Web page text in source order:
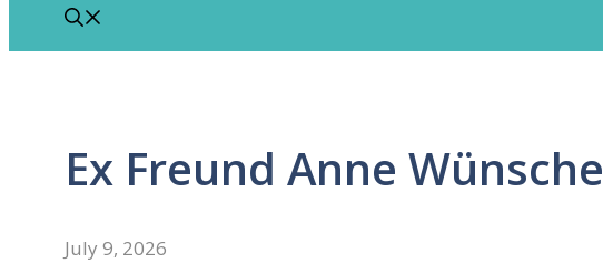
Ex Freund Anne Wünsche
July 9, 2026